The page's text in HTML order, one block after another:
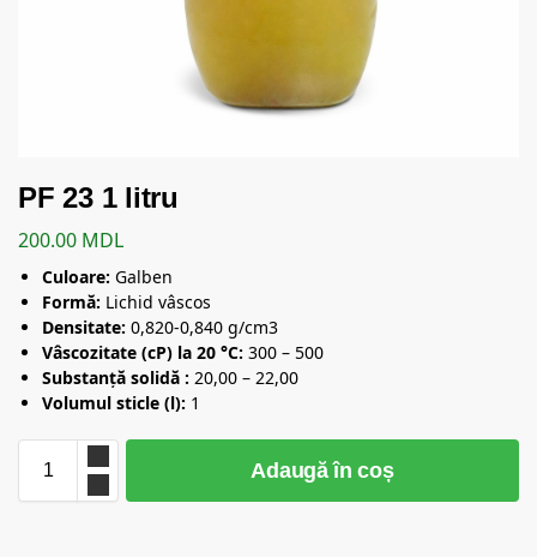
PF 23 1 litru
200.00 MDL
Culoare: Galben
Formă: Lichid vâscos
Densitate: 0,820-0,840 g/cm3
Vâscozitate (cP) la 20 °C: 300 – 500
Substanță solidă : 20,00 – 22,00
Volumul sticle (l): 1
Adaugă în coș